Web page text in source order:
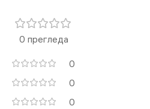
0 прегледа
0
0
0